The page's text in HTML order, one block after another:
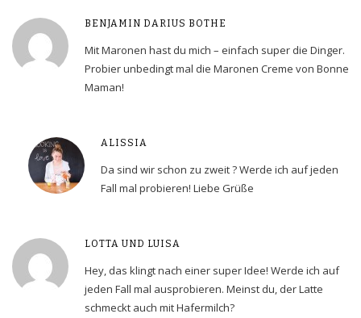
BENJAMIN DARIUS BOTHE
Mit Maronen hast du mich – einfach super die Dinger.
Probier unbedingt mal die Maronen Creme von Bonne
Maman!
ALISSIA
Da sind wir schon zu zweit ? Werde ich auf jeden
Fall mal probieren! Liebe Grüße
LOTTA UND LUISA
Hey, das klingt nach einer super Idee! Werde ich auf
jeden Fall mal ausprobieren. Meinst du, der Latte
schmeckt auch mit Hafermilch?